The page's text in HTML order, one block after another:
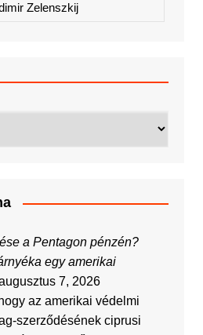
Zelenszkij
a Pentagon pénzén?
egy amerikai
7, 2026
az amerikai védelmi
szerződésének ciprusi